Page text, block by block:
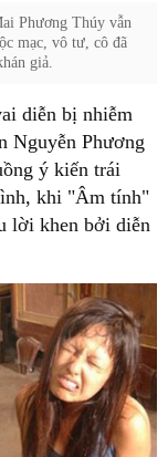
Phương Thúy vẫn
mạc, vô tư, cô đã
giả.
diễn bị nhiễm
Nguyễn Phương
ý kiến trái
khi "Âm tính"
lời khen bởi diễn